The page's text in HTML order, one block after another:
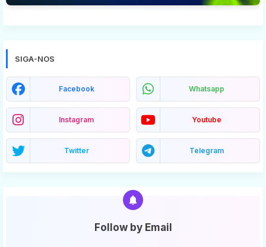
SIGA-NOS
Facebook Whatsapp
Instagram Youtube
Twitter Telegram
Follow by Email